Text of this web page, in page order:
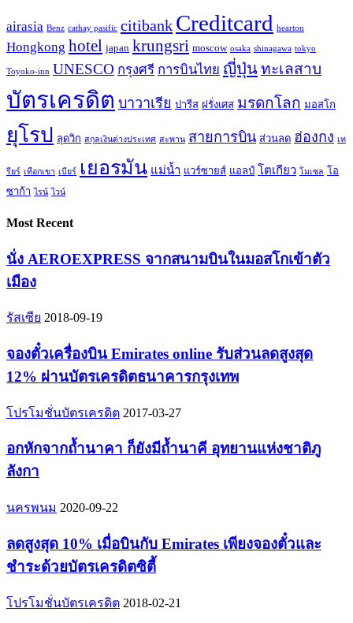
airasia Benz cathay pasific citibank Creditcard hearton
Hongkong hotel japan krungsri moscow osaka shinagawa tokyo
Toyoko-inn UNESCO กรุงศรี การบินไทย ญี่ปุ่นทะเลสาบ
บัตรเครดิต บาวาเรีย ปารีส ฝรั่งเศส มรดกโลก มอสโก
ยุโรป ลุดวิก สกุลเงินต่างประเทศ สะพาน สายการบิน ส่วนลด ฮ่องกง เท
รียร์ เทือกเขา เบียร์ เยอรมัน แม่น้ำ แวร์ซายส์ แอลป์ โตเกียว โมเซล โอ
ซาก้า ไรน์ ไวน์
Most Recent
นั่ง AEROEXPRESS จากสนามบินในมอสโกเข้าตัว
เมือง
รัสเซีย 2018-09-19
จองตั๋วเครื่องบิน Emirates online รับส่วนลดสูงสุด
12% ผ่านบัตรเครดิตธนาคารกรุงเทพ
โปรโมชั่นบัตรเครดิต 2017-03-27
อกหักจากถ้ำนาคา ก็ยังมีถ้ำนาคี อุทยานแห่งชาติภู
ลังกา
นครพนม 2020-09-22
ลดสูงสุด 10% เมื่อบินกับ Emirates เพียงจองตั๋วและ
ชำระด้วยบัตรเครดิตซิตี้
โปรโมชั่นบัตรเครดิต 2018-02-21